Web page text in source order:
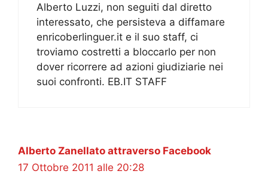
Alberto Luzzi, non seguiti dal diretto
interessato, che persisteva a diffamare
enricoberlinguer.it e il suo staff, ci
troviamo costretti a bloccarlo per non
dover ricorrere ad azioni giudiziarie nei
suoi confronti. EB.IT STAFF
Alberto Zanellato attraverso Facebook
17 Ottobre 2011 alle 20:28